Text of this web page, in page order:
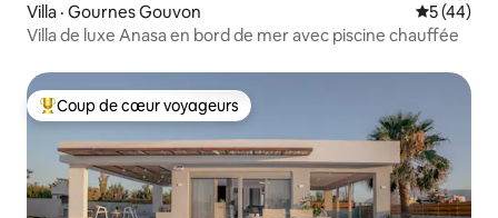
Villa · Gournes Gouvon Note
5 (44)
Villa de luxe Anasa en bord de mer avec piscine chauffée
Coup de cœur voyageurs parmi les plus aimés
Coup de cœur voyageurs